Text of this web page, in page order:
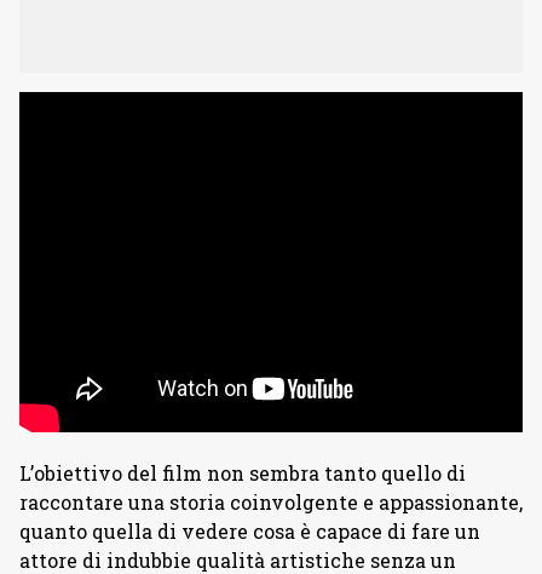
L’obiettivo del film non sembra tanto quello di
raccontare una storia coinvolgente e appassionante,
quanto quella di vedere cosa è capace di fare un
attore di indubbie qualità artistiche senza un